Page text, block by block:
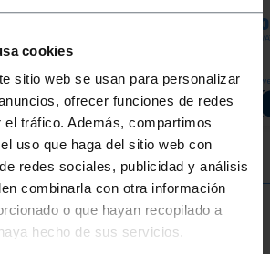
cookies
sitio web se usan para personalizar
ofrecer funciones de redes
tráfico. Además, compartimos
uso que haga del sitio web con
redes sociales, publicidad y análisis
combinarla con otra información
o que hayan recopilado a
hecho de sus servicios.
FI096
PVP
PVD
Natychmiastowa dostawa
REF:
FX063
Ilość
PVP
In 5